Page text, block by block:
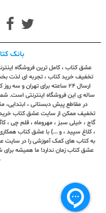
بانک
عشق کتاب ، کامل ترین فروشگاه
تخفیف خرید کتاب ، تجربه ای لذت
ارسال ٢٤ ساعته برای تهران و
ساله ی این فروشگاه اینترنتی است.
در مقاطع پیش دبستانی ، ابتدایی،
تخفیف ممکن از سایت عشق کتاب
گاج ، خیلی سبز ، مهروماه ، قلم چی ،
، کلاغ سپید ، و ...) با عشق کتاب
به کتاب های کمک آموزشی را در سایت
عشق کتاب زمان ندارد! ما همیشه